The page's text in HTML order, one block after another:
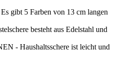
gibt 5 Farben von 13 cm langen
besteht aus Edelstahl und
- Haushaltsschere ist leicht und